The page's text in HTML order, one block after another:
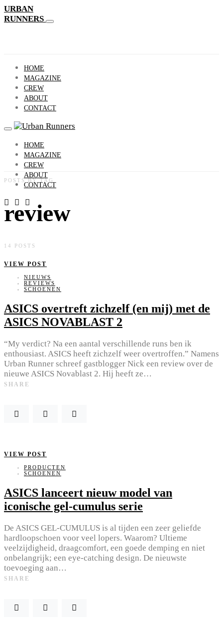
URBAN
RUNNERS
HOME
MAGAZINE
CREW
ABOUT
CONTACT
HOME
MAGAZINE
CREW
ABOUT
CONTACT
POSTS BY TAG
review
14 POSTS
VIEW POST
NIEUWS
REVIEWS
SCHOENEN
ASICS overtreft zichzelf (en mij) met de
ASICS NOVABLAST 2
“My verdict? Na een aantal verschillende runs ben ik
enthousiast. ASICS heeft zichzelf weer overtroffen.” Namens
Urban Runner schreef gastblogger Nick een review over de
nieuwe ASICS Novablast 2. Hij heeft ze…
SHARE
VIEW POST
PRODUCTEN
SCHOENEN
ASICS lanceert nieuw model van
iconische gel-cumulus serie
De ASICS GEL-CUMULUS is al tijden een zeer geliefde
hardloopschoen voor veel lopers. Waarom? Ultieme
veelzijdigheid, draagcomfort, een goede demping en niet
onbelangrijk; een eye-catching design. De nieuwste
toevoeging aan…
SHARE